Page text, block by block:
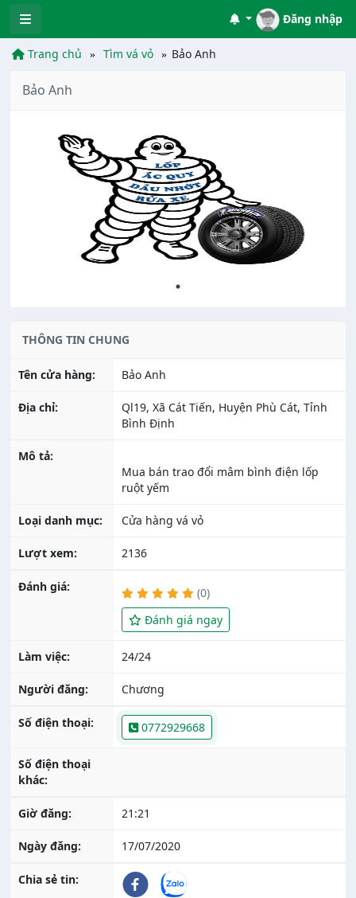
Đăng nhập
Trang chủ Tìm vá vỏ Bảo Anh
Bảo Anh
THÔNG TIN CHUNG
Tên cửa hàng: Bảo Anh
Địa chỉ:
Ql19, Xã Cát Tiến, Huyện Phù Cát, Tỉnh
Bình Định
Mô tả:
Mua bán trao đổi mâm bình điện lốp
Loại danh mục: Cửa hàng vá vỏ
Lượt xem: 2136
Đánh giá:
(0)
Đánh giá ngay
Làm việc: 24/24
Người đăng: Chương
Số điện thoại: 0772929668
Số điện thoại
khác:
Giờ đăng: 21:21
Ngày đăng: 17/07/2020
Chia sẻ tin: